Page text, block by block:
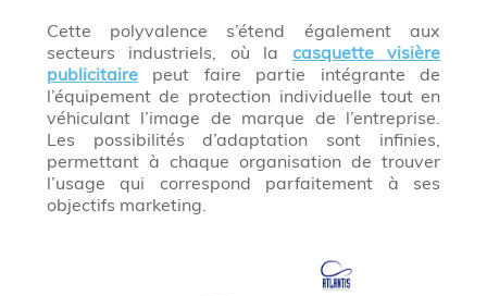
Cette polyvalence s’étend également aux
secteurs industriels, où la casquette visière
publicitairepeut faire partie intégrante de
l’équipement de protection individuelle tout en
véhiculant l’image de marque de l’entreprise.
Les possibilités d’adaptation sont infinies,
permettant à chaque organisation de trouver
l’usage qui correspond parfaitement à ses
objectifs marketing.